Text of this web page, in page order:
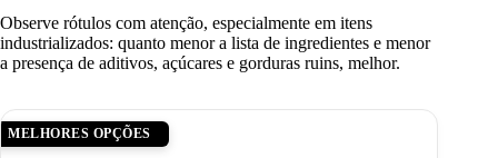
Observe rótulos com atenção, especialmente em itens
industrializados: quanto menor a lista de ingredientes e menor
a presença de aditivos, açúcares e gorduras ruins, melhor.
MELHORES OPÇÕES